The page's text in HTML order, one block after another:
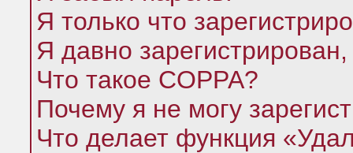
Я только что
Я давно
Что такое COPPA?
Почему я не могу
Что делает функция